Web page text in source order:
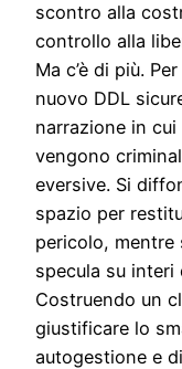
scontro alla
controllo alla
Ma c’è di più.
nuovo DDL
narrazione in
vengono
eversive. Si
spazio per
pericolo,
specula su interi
Costruendo un
giustificare lo
autogestione e